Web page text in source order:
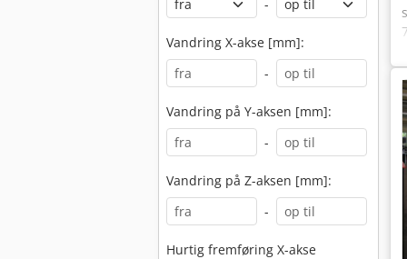
-
Vandring X-akse [mm]:
-
Vandring på Y-aksen [mm]:
-
Vandring på Z-aksen [mm]:
-
Hurtig fremføring X-akse